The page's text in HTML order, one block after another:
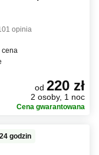
opinia
cena
od 220 zł
2 osoby, 1 noc
Cena gwarantowana
godzin